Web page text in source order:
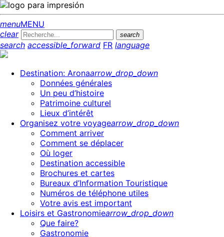
menuMENU
clear
search
search accessible_forward FR language
Destination: Aronaarrow_drop_down
Données générales
Un peu d’histoire
Patrimoine culturel
Lieux d’intérêt
Organisez votre voyagearrow_drop_down
Comment arriver
Comment se déplacer
Où loger
Destination accessible
Brochures et cartes
Bureaux d’Information Touristique
Numéros de téléphone utiles
Votre avis est important
Loisirs et Gastronomiearrow_drop_down
Que faire?
Gastronomie